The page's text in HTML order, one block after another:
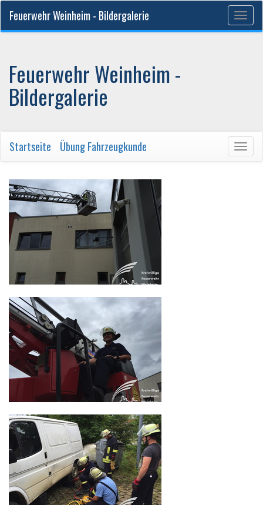
Feuerwehr Weinheim - Bildergalerie
Feuerwehr Weinheim -
Bildergalerie
Startseite Übung Fahrzeugkunde